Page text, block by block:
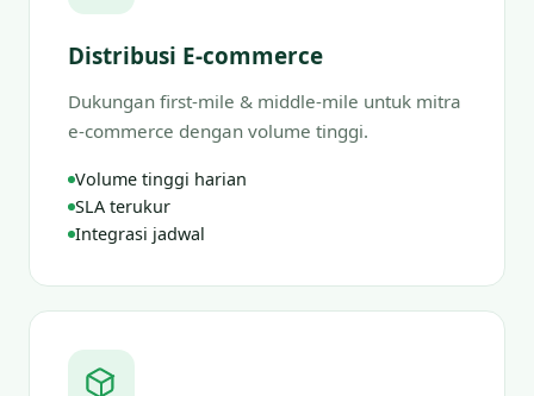
Distribusi E-commerce
Dukungan first-mile & middle-mile untuk mitra
e-commerce dengan volume tinggi.
Volume tinggi harian
SLA terukur
Integrasi jadwal